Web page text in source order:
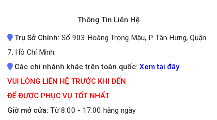
Thông Tin Liên Hệ
Trụ Sở Chính: Số 903 Hoàng Trọng Mậu, P. Tân Hưng, Quận
7, Hồ Chí Minh.
Các chi nhánh khác trên toàn quốc: Xem tại đây
VUI LÒNG LIÊN HỆ TRƯỚC KHI ĐẾN
ĐỂ ĐƯỢC PHỤC VỤ TỐT NHẤT
Giờ mở cửa: Từ 8:00 - 17:00 hằng ngày